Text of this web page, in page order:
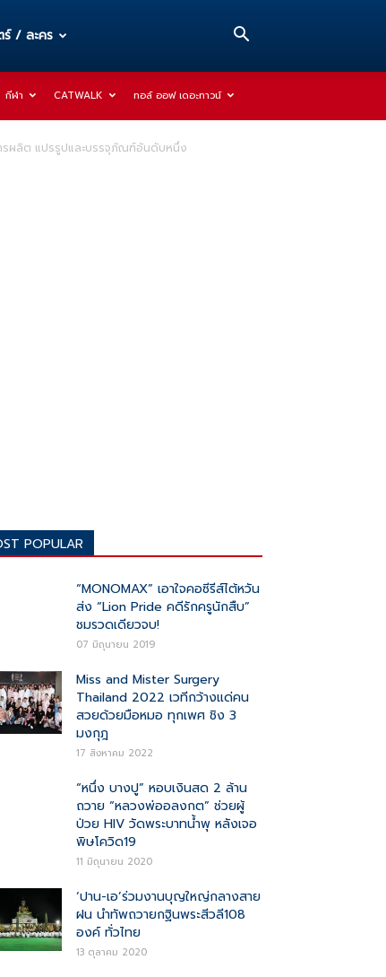
/ ละคร
กีฬา CATWALK ทอล์ ออฟ เดอะทาวน์
รผลิต แปรรูปและบรรจุภัณฑ์อันดับหนึ่ง
POPULAR
“MONOMAX” เอาใจคอซีรีส์ไต้หวัน
ส่ง “Lion Pride คดีรักครูนักสืบ”
ชมรวดเดียวจบ!
07 มิถุนายน 2019
Miss and Mister Surgery
Thailand 2022 เวทีกว้างแด่คน
สวยด้วยมือหมอ ทุกเพศ ชิง 3
มงกุฎ
17 สิงหาคม 2022
“หนึ่ง บางปู” หอบเงินสด 2 ล้าน
ถวาย “หลวงพ่ออลงกต” ช่วยผู้
ป่วย HIV วัดพระบาทน้ำพุ หลังเจอ
พิษโควิด19
11 มิถุนายน 2020
‘ปาน-เอ’ร่วมงานบุญใหญ่กลางสาย
ฝน นำทัพถวายกฐินพระสีวลี108
องค์ ทั่วไทย
13 ตุลาคม 2020